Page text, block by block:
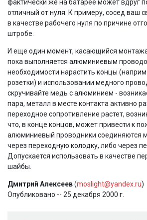
фактически же на батарее может вдруг
отличный от нуля. К примеру, сосед ваш
в качестве рабочего нуля по причине
штробе.
И еще один момент, касающийся
пока выполняется алюминиевым
необходимости нарастить концы
розетки) и использовании медного
скручивайте медь с алюминием -
пара, металл в месте контакта активно
переходное сопротивление растет,
что, в конце концов, может привести к
алюминиевый проводники соединяются
через переходную колодку, либо через
Допускается использовать в качестве
шайбы.
Дмитрий Алексеев(moslight@yandex.ru)
Опубликовано -- 25 декабря 2000 г.